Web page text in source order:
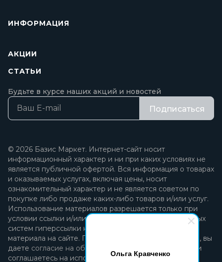
Ольга Кравченко
ИНФОРМАЦИЯ
АКЦИИ
СТАТЬИ
Будьте в курсе наших акций и новостей
Подписаться
© 2026 Базис Маркет. Интернет-сайт носит
информационный характер и ни при каких условиях не
является публичной офертой. Вся информация о товарах
и оказываемых услугах, включая цены, носит
ознакомительный характер и не является советом по
покупке либо продаже каких-либо товаров и/или услуг.
Использование материалов разрешается только при
условии ссылки и/или прямой открытой для поисковых
систем гиперссылки на непосредственный адрес
материала на сайте. Продолжая пользоваться сайтом, вы
даете согласие на обработку персональных данных
и
соглашаетесь на использование файлов cookie.